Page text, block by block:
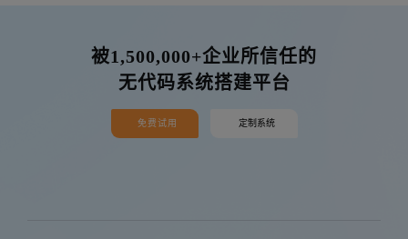
被1,500,000+企业所信任的
无代码系统搭建平台
免费试用 定制系统